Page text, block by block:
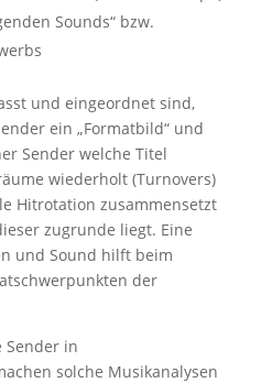
Sounds“ bzw.
und eingeordnet sind,
ein „Formatbild“ und
Sender welche Titel
wiederholt (Turnovers)
Hitrotation zusammensetzt
zugrunde liegt. Eine
und Sound hilft beim
der
Sender in
solche Musikanalysen